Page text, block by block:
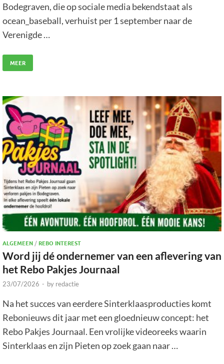
Bodegraven, die op sociale media bekendstaat als
ocean_baseball, verhuist per 1 september naar de
Verenigde …
MEER
ALGEMEEN / REBO INTEREST
Word jij dé ondernemer van een aflevering van
het Rebo Pakjes Journaal
23/07/2026 - by redactie
Na het succes van eerdere Sinterklaasproducties komt
Rebonieuws dit jaar met een gloednieuw concept: het
Rebo Pakjes Journaal. Een vrolijke videoreeks waarin
Sinterklaas en zijn Pieten op zoek gaan naar …